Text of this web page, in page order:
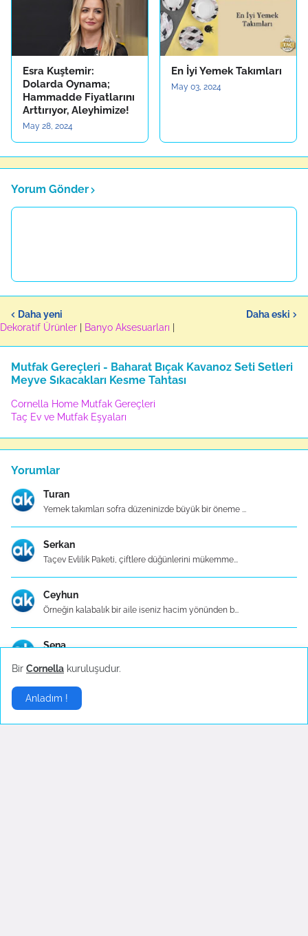
Esra Kuştemir:
Dolarda Oynama;
Hammadde Fiyatlarını
Arttırıyor, Aleyhimize!
May 28, 2024
En İyi Yemek Takımları
May 03, 2024
Yorum Gönder
Daha yeni
Daha eski
Dekoratif Ürünler
Banyo Aksesuarları
Mutfak Gereçleri - Baharat Bıçak Kavanoz Seti Setleri
Meyve Sıkacakları Kesme Tahtası
Cornella Home Mutfak Gereçleri
Taç Ev ve Mutfak Eşyaları
Yorumlar
Turan
Yemek takımları sofra düzeninizde büyük bir öneme ...
Serkan
Taçev Evlilik Paketi, çiftlere düğünlerini mükemme...
Ceyhun
Örneğin kalabalık bir aile iseniz hacim yönünden b...
Sena
Metin
Taç çeyiz setleri, evlilik yolculuğuna adım atan ç...
Bir Cornella kuruluşudur.
Anladım !